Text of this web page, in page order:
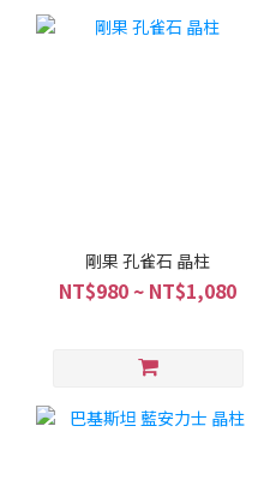
剛果 孔雀石 晶柱
NT$980 ~ NT$1,080